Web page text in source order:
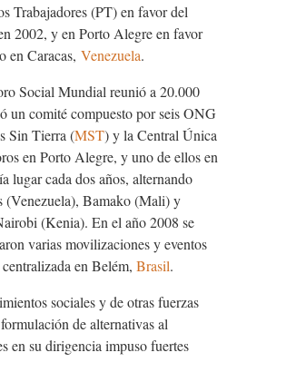
Trabajadores (PT) en favor del
2002, y en Porto Alegre en favor
en Caracas, Venezuela.
Social Mundial reunió a 20.000
un comité compuesto por seis ONG
Sin Tierra (MST) y la Central Única
en Porto Alegre, y uno de ellos en
lugar cada dos años, alternando
(Venezuela), Bamako (Mali) y
(Kenia). En el año 2008 se
varias movilizaciones y eventos
en Belém, Brasil.
sociales y de otras fuerzas
de alternativas al
en su dirigencia impuso fuertes